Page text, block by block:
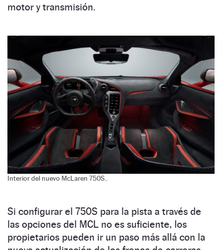
motor y transmisión.
Interior del nuevo McLaren 750S..
Si configurar el 750S para la pista a través de
las opciones del MCL no es suficiente, los
propietarios pueden ir un paso más allá con la